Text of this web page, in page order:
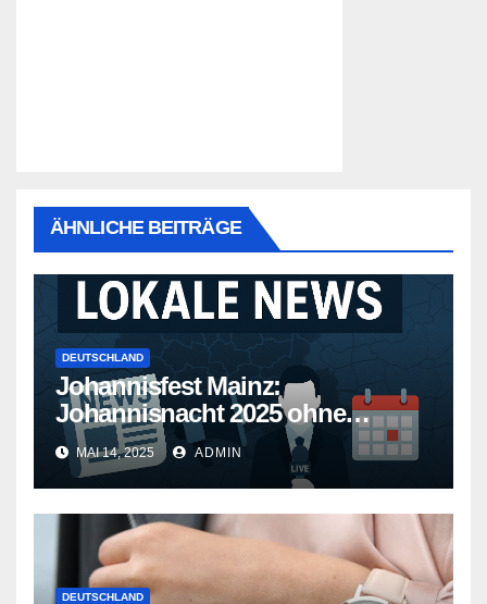
ÄHNLICHE BEITRÄGE
DEUTSCHLAND
Johannisfest Mainz:
Johannisnacht 2025 ohne
Feuerwerk
MAI 14, 2025 ADMIN
DEUTSCHLAND